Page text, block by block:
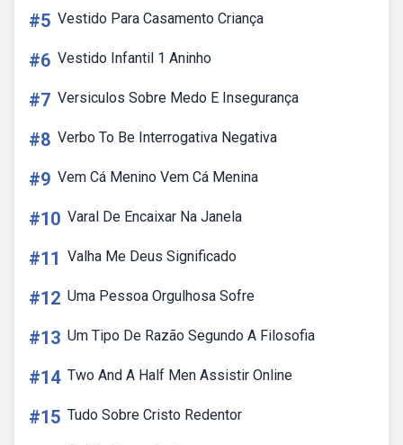
#5 Vestido Para Casamento Criança
#6 Vestido Infantil 1 Aninho
#7 Versiculos Sobre Medo E Insegurança
#8 Verbo To Be Interrogativa Negativa
#9 Vem Cá Menino Vem Cá Menina
#10 Varal De Encaixar Na Janela
#11 Valha Me Deus Significado
#12 Uma Pessoa Orgulhosa Sofre
#13 Um Tipo De Razão Segundo A Filosofia
#14 Two And A Half Men Assistir Online
#15 Tudo Sobre Cristo Redentor